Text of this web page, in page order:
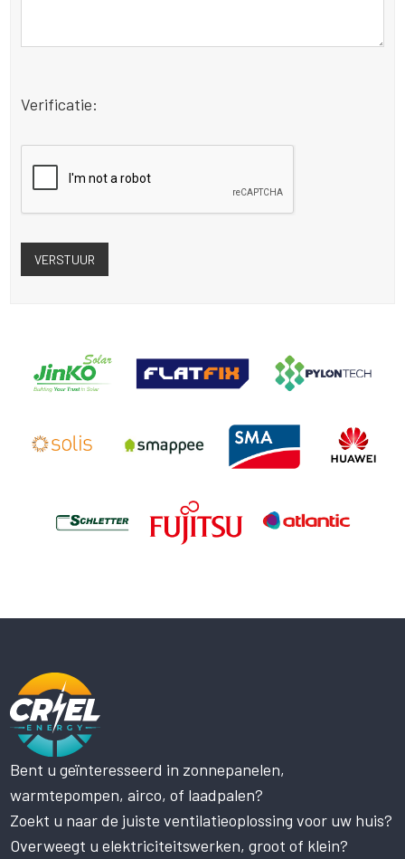
Verificatie:
Bent u geïnteresseerd in zonnepanelen,
warmtepompen, airco, of laadpalen?
Zoekt u naar de juiste ventilatieoplossing voor uw huis?
Overweegt u elektriciteitswerken, groot of klein?
Deze website maakt gebruik
van cookies.
Deze website gebruikt cookies om uw
gebruikerservaring te verbeteren. Door